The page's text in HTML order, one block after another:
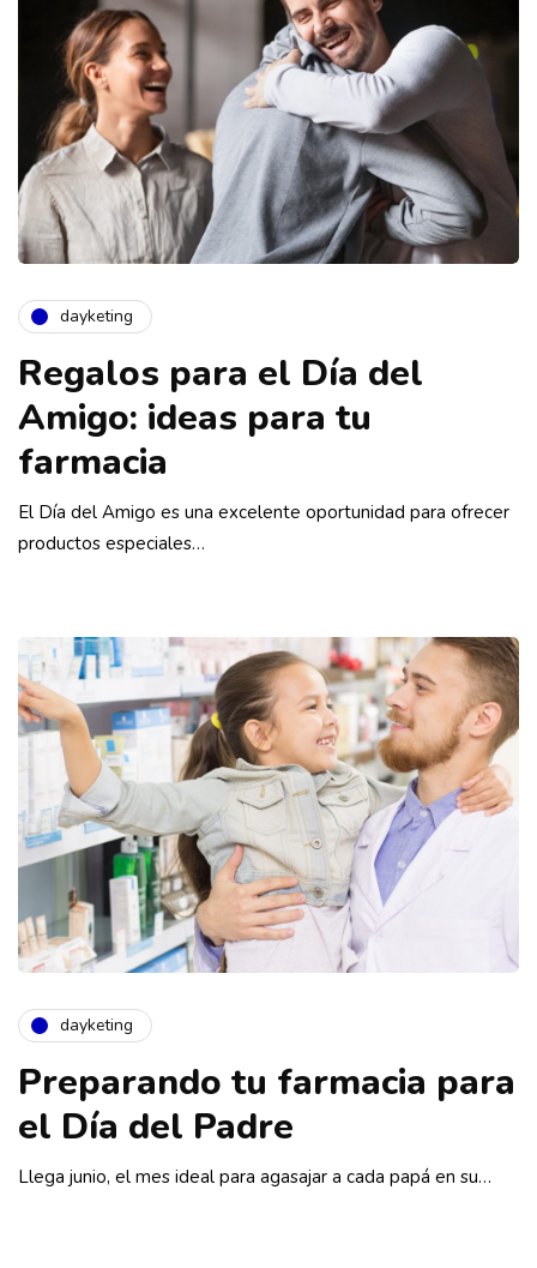
dayketing
Regalos para el Día del
Amigo: ideas para tu
farmacia
El Día del Amigo es una excelente oportunidad para ofrecer
productos especiales…
dayketing
Preparando tu farmacia para
el Día del Padre
Llega junio, el mes ideal para agasajar a cada papá en su…